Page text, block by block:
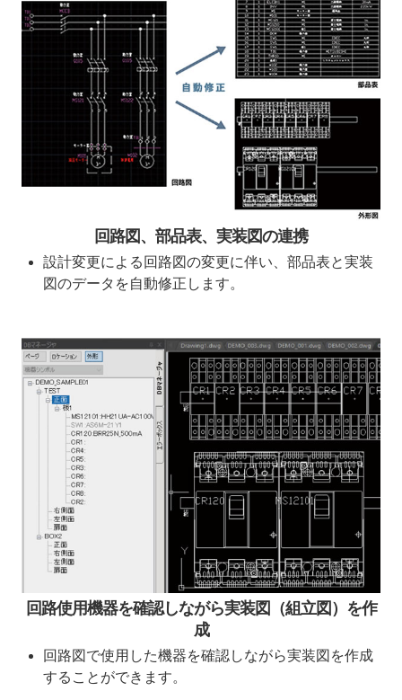
回路図、部品表、実装図の連携
設計変更による回路図の変更に伴い、部品表と実装
図のデータを自動修正します。
回路使用機器を確認しながら実装図（組立図）を作
成
回路図で使用した機器を確認しながら実装図を作成
することができます。